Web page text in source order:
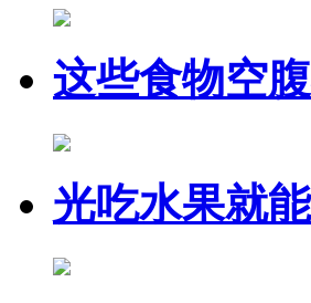
这些食物空
光吃水果就